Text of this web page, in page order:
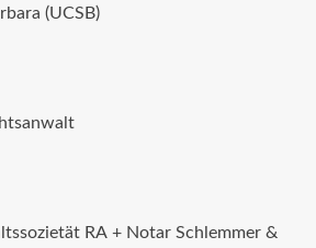
(UCSB)
RA + Notar Schlemmer &